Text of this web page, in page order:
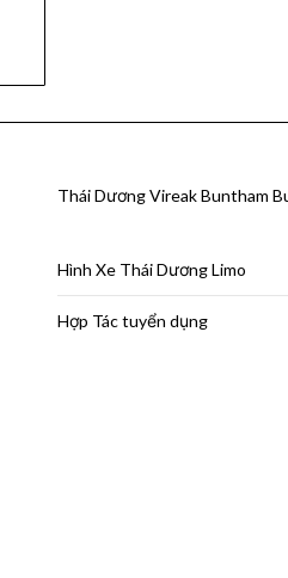
Thái Dương Vireak Buntham
Hình Xe Thái Dương Limo
Hợp Tác tuyển dụng